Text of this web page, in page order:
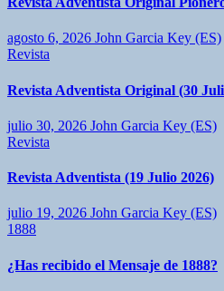
agosto 6, 2026 John Garcia Key (ES)
Revista
Revista Adventista Original (30
julio 30, 2026 John Garcia Key (ES)
Revista
Revista Adventista (19 Julio 2026)
julio 19, 2026 John Garcia Key (ES)
1888
¿Has recibido el Mensaje de 1888?